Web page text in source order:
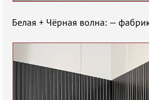
Белая + Чёрная волна: —